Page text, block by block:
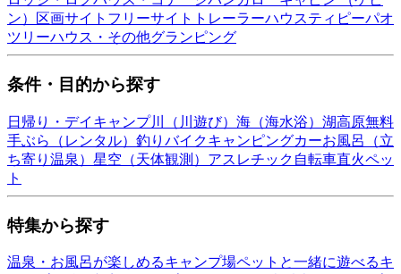
ン）
区画サイト フリーサイト トレーラーハウスティピーパオ
ツリーハウス・その他グランピング
条件・目的から探す
日帰り・デイキャンプ川（川遊び） 海（海水浴） 湖高原無料
手ぶら（レンタル） 釣り バイクキャンピングカーお風呂（立
ち寄り温泉） 星空（天体観測） アスレチック 自転車直火ペッ
ト
特集から探す
温泉・お風呂が楽しめるキャンプ場ペットと一緒に遊べるキ